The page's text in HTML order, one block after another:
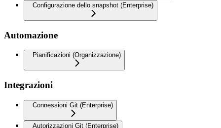
Configurazione dello snapshot (Enterprise)
Automazione
Pianificazioni (Organizzazione)
Integrazioni
Connessioni Git (Enterprise)
Autorizzazioni Git (Enterprise)